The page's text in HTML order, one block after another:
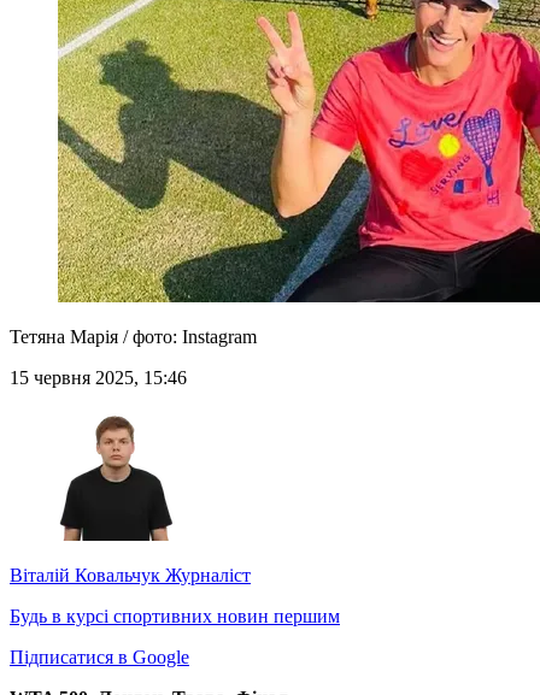
Тетяна Марія / фото: Instagram
15 червня 2025, 15:46
Віталій Ковальчук Журналіст
Будь в курсі спортивних новин першим
Підписатися в Google